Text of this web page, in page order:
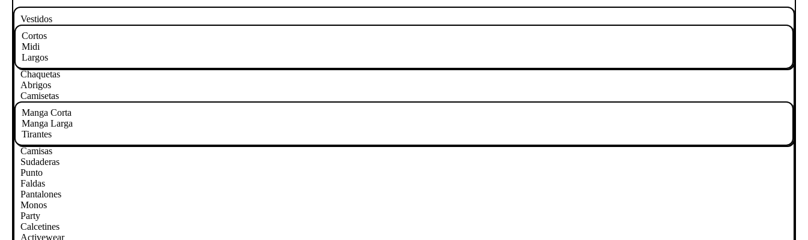
Vestidos
Cortos
Midi
Largos
Chaquetas
Abrigos
Camisetas
Manga Corta
Manga Larga
Tirantes
Camisas
Sudaderas
Punto
Faldas
Pantalones
Monos
Party
Calcetines
Activewear